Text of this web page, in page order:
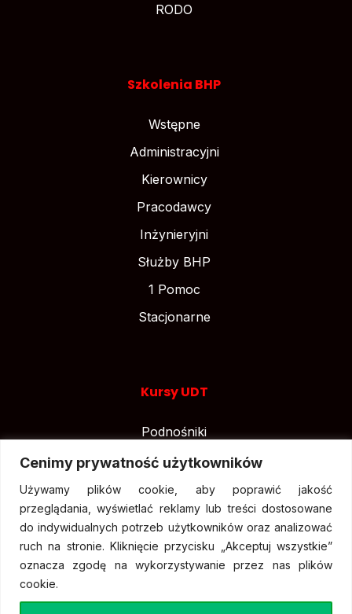
Cenimy prywatność użytkowników
Używamy plików cookie, aby poprawić jakość
przeglądania, wyświetlać reklamy lub treści dostosowane
do indywidualnych potrzeb użytkowników oraz analizować
ruch na stronie. Kliknięcie przycisku „Akceptuj wszystkie”
oznacza zgodę na wykorzystywanie przez nas plików
cookie.
RODO
Szkolenia BHP
Wstępne
Administracyjni
Kierownicy
Pracodawcy
Inżynieryjni
Służby BHP
1 Pomoc
Stacjonarne
Kursy UDT
Podnośniki
Suwnice
Wózki widłowe